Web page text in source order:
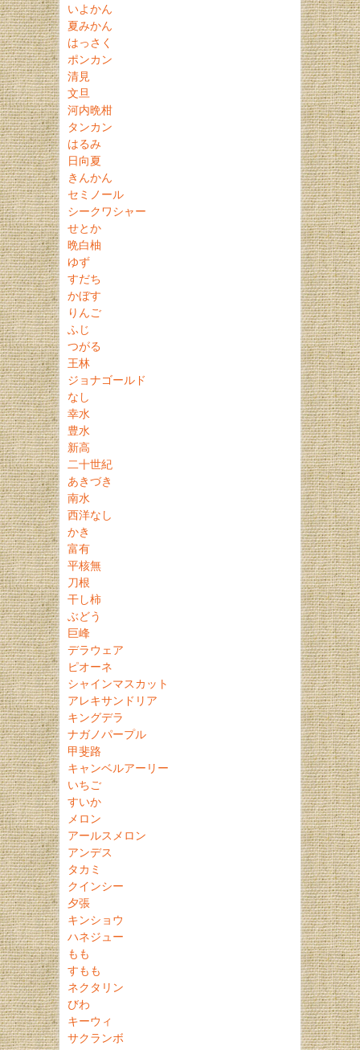
いよかん
夏みかん
はっさく
ポンカン
清見
文旦
河内晩柑
タンカン
はるみ
日向夏
きんかん
セミノール
シークワシャー
せとか
晩白柚
ゆず
すだち
かぼす
りんご
ふじ
つがる
王林
ジョナゴールド
なし
幸水
豊水
新高
二十世紀
あきづき
南水
西洋なし
かき
富有
平核無
刀根
干し柿
ぶどう
巨峰
デラウェア
ピオーネ
シャインマスカット
アレキサンドリア
キングデラ
ナガノパープル
甲斐路
キャンベルアーリー
いちご
すいか
メロン
アールスメロン
アンデス
タカミ
クインシー
夕張
キンショウ
ハネジュー
もも
すもも
ネクタリン
びわ
キーウィ
サクランボ